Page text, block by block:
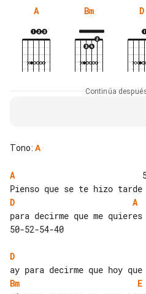
A Bm D
Continúa
Tono: A
A
D
A
para decirme que me quieres
50-52-54-40
D
Bm
E